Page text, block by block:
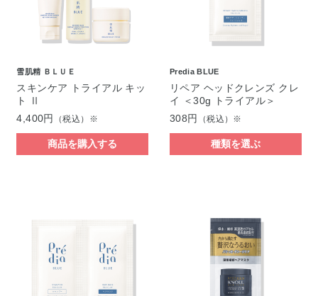
雪肌精 ＢＬＵＥ
スキンケア トライアル キッ
ト Ⅱ
4,400円
（税込）※
商品を購入する
Predia BLUE
リペア ヘッドクレンズ クレ
イ ＜30g トライアル＞
308円
（税込）※
種類を選ぶ